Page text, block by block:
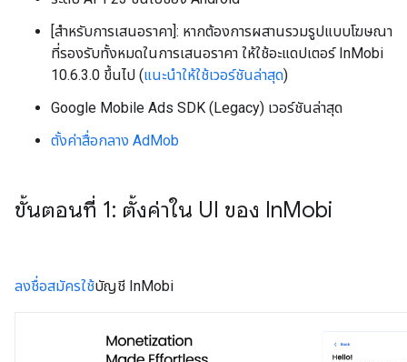
[สำหรับการเสนอราคา]: หากต้องการผสานรวมรูปแบบโฆษณา
ที่รองรับทั้งหมดในการเสนอราคา ให้ใช้อะแดปเตอร์ InMobi
10.6.3.0 ขึ้นไป (แนะนำให้ใช้เวอร์ชันล่าสุด)
Google Mobile Ads SDK (Legacy) เวอร์ชันล่าสุด
ตั้งค่าสื่อกลาง AdMob
ขั้นตอนที่ 1: ตั้งค่าใน UI ของ InMobi
ลงชื่อสมัครใช้บัญชี InMobi